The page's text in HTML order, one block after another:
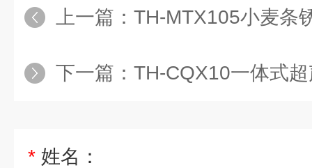
上一篇： TH-MTX105小麦条锈病
下一篇： TH-CQX10一体式
* 姓名：